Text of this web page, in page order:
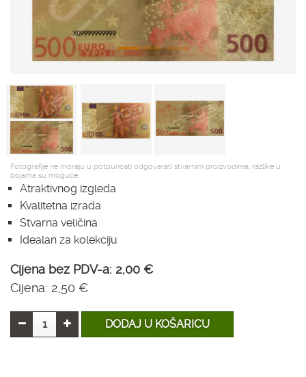
Fotografije ne moraju u potpunosti odgovarati stvarnim proizvodima, razlike u
bojama su moguće.
Atraktivnog izgleda
Kvalitetna izrada
Stvarna veličina
Idealan za kolekciju
Cijena bez PDV-a: 2,00 €
Cijena: 2,50 €
DODAJ U KOŠARICU